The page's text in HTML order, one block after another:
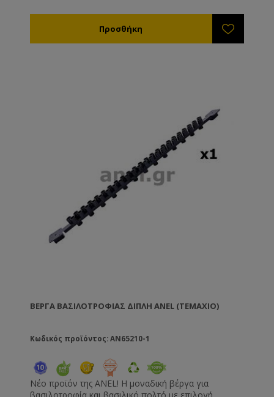
ΒΈΡΓΑ ΒΑΣΙΛΟΤΡΟΦΊΑΣ ΔΙΠΛΉ ANEL (TEMAXIO)
Κωδικός προϊόντος: AN65210-1
Νέο προϊόν της ANEL! Η μοναδική βέργα για
βασιλοτροφία και βασιλικό πολτό με επιλογή